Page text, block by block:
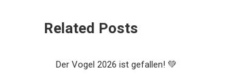
Related Posts
Der Vogel 2026 ist gefallen! 💚